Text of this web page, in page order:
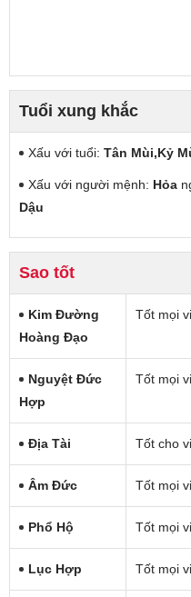
Tuổi xung khắc
Xấu với tuổi: Tân Mùi,Kỷ
Xấu với người mệnh: Hỏa
Dậu
Sao tốt
Kim Đường
Hoàng Đạo
Tốt mọi
Nguyệt Đức
Hợp
Tốt mọi
Địa Tài Tốt cho
Âm Đức Tốt mọi
Phổ Hộ Tốt mọi
Lục Hợp Tốt mọi